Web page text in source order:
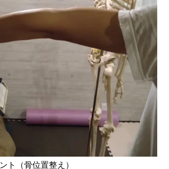
ト（骨位置整え）